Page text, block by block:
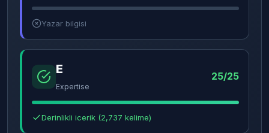
Yazar bilgisi
E
Expertise
25/25
Derinlikli icerik (2,737 kelime)